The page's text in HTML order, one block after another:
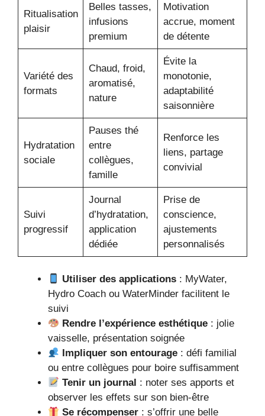
Ritualisation
plaisir
Belles tasses,
infusions
premium
Motivation
accrue, moment
de détente
Variété des
formats
Chaud, froid,
aromatisé,
nature
Évite la
monotonie,
adaptabilité
saisonnière
Hydratation
sociale
Pauses thé
entre
collègues,
famille
Renforce les
liens, partage
convivial
Suivi
progressif
Journal
d’hydratation,
application
dédiée
Prise de
conscience,
ajustements
personnalisés
Utiliser des applications : MyWater,
Hydro Coach ou WaterMinder facilitent le
suivi
Rendre l’expérience esthétique : jolie
vaisselle, présentation soignée
Impliquer son entourage : défi familial
ou entre collègues pour boire suffisamment
Tenir un journal : noter ses apports et
observer les effets sur son bien-être
Se récompenser : s’offrir une belle